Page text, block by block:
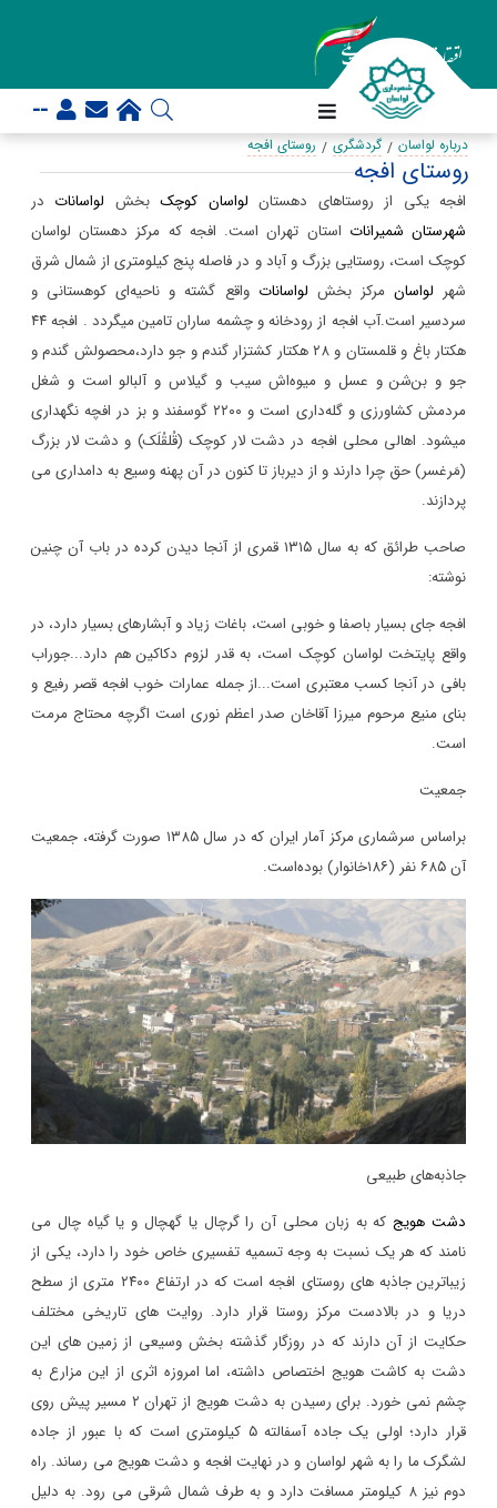
--
درباره لواسان گردشگری روستای افجه
روستای افجه
افجه یکی از روستاهای دهستان لواسان کوچک بخش لواسانات در
شهرستان شمیرانات استان تهران است. افجه که مرکز دهستان لواسان
کوچک است، روستایی بزرگ و آباد و در فاصله پنج کیلومتری از شمال شرق
شهر لواسان مرکز بخش لواسانات واقع گشته و ناحیه‌ای کوهستانی و
سردسیر است.آب افجه از رودخانه و چشمه ساران تامین میگردد . افجه۴۴
هکتار باغ و قلمستان و ٢٨ هکتار کشتزار گندم و جو دارد،محصولش گندم و
جو و بن‌شن و عسل و میوه‌اش سیب و گیلاس و آلبالو است و شغل
مردمش کشاورزی و گله‌داری است و ٢٢٠٠ گوسفند و بز در افچه نگهداری
میشود. اهالی محلی افجه در دشت لار کوچک (قُلقُلَک) و دشت لار بزرگ
(مَرغسر) حق چرا دارند و از دیرباز تا کنون در آن پهنه وسیع به دامداری می
پردازند.
صاحب طرائق که به سال ١٣١ ۵
قمری از آنجا دیدن کرده در باب آن چنین
نوشته:
افجه جای بسیار باصفا و خوبی است، باغات زیاد و آبشارهای بسیار دارد، در
واقع پایتخت لواسان کوچک است، به قدر لزوم دکاکین هم دارد...جوراب
بافی در آنجا کسب معتبری است...از جمله عمارات خوب افجه قصر رفیع و
بنای منیع مرحوم میرزا آقاخان صدر اعظم نوری است اگرچه محتاج مرمت
است.
جمعیت
براساس سرشماری مرکز آمار ایران که در سال۱۳۸۵ صورت گرفته، جمعیت
آن۶۸۵نفر (۱۸۶خانوار) بوده‌است.
جاذبه‌های طبیعی
دشت هویج که به زبان محلی آن را گرچال یا گهچال و یا گیاه چال می
نامند که هر یک نسبت به وجه تسمیه تفسیری خاص خود را دارد، یکی از
زیباترین جاذبه های روستای افجه است که در ارتفاع ۲۴۰۰ متری از سطح
دریا و در بالادست مرکز روستا قرار دارد. روایت های تاریخی مختلف
حکایت از آن دارند که در روزگار گذشته بخش وسیعی از زمین های این
دشت به کاشت هویج اختصاص داشته، اما امروزه اثری از این مزارع به
چشم نمی خورد. برای رسیدن به دشت هویج از تهران ۲ مسیر پیش روی
قرار دارد؛ اولی یک جاده آسفالته۵ کیلومتری است که با عبور از جاده
لشگرک ما را به شهر لواسان و در نهایت افجه و دشت هویج می رساند. راه
دوم نیز۸ کیلومتر مسافت دارد و به طرف شمال شرقی می رود. به دلیل